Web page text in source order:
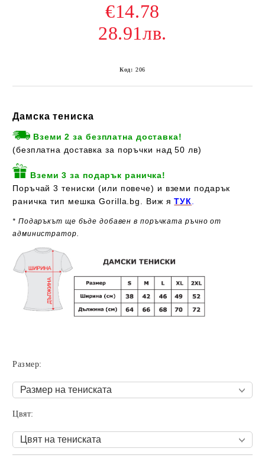
€14.78
28.91лв.
Код: 206
Дамска тениска
Вземи 2 за безплатна доставка!
(безплатна доставка за поръчки над 50 лв)
Вземи 3 за подарък раничка!
Поръчай 3 тениски (или повече) и вземи подарък
раничка тип мешка Gorilla.bg. Виж яТУК
* Подаръкът ще бъде добавен в поръчката ръчно от
администратор.
Размер:
Цвят: